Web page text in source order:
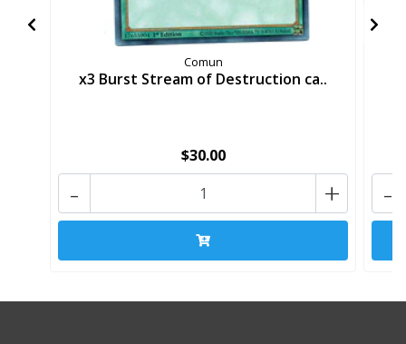
Comun
x3 Burst Stream of Destruction ca..
$30.00
+
- -